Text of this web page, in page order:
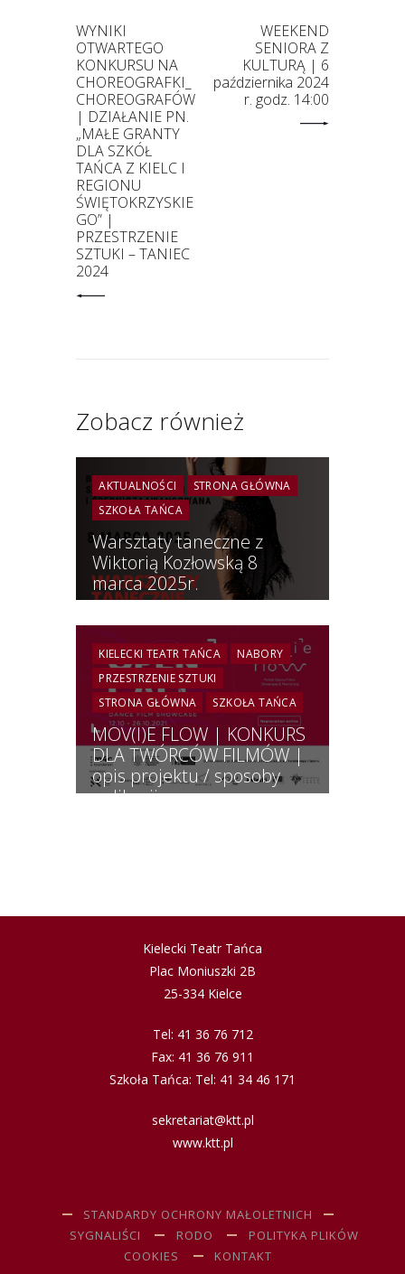
WYNIKI
OTWARTEGO
KONKURSU NA
CHOREOGRAFKI_
CHOREOGRAFÓW
| DZIAŁANIE PN.
„MAŁE GRANTY
DLA SZKÓŁ
TAŃCA Z KIELC I
REGIONU
ŚWIĘTOKRZYSKIE
GO” |
PRZESTRZENIE
SZTUKI – TANIEC
2024
WEEKEND
SENIORA Z
KULTURĄ | 6
października 2024
r. godz. 14:00
Zobacz również
AKTUALNOŚCI
STRONA GŁÓWNA
SZKOŁA TAŃCA
Warsztaty taneczne z
Wiktorią Kozłowską 8
marca 2025r.
KIELECKI TEATR TAŃCA
NABORY
PRZESTRZENIE SZTUKI
STRONA GŁÓWNA
SZKOŁA TAŃCA
MOV(I)E FLOW | KONKURS
DLA TWÓRCÓW FILMÓW |
opis projektu / sposoby
aplikacji
Kielecki Teatr Tańca
Plac Moniuszki 2B
25-334 Kielce
Tel: 41 36 76 712
Fax: 41 36 76 911
Szkoła Tańca: Tel: 41 34 46 171
sekretariat@ktt.pl
www.ktt.pl
STANDARDY OCHRONY MAŁOLETNICH
SYGNALIŚCI
RODO
POLITYKA PLIKÓW
COOKIES
KONTAKT